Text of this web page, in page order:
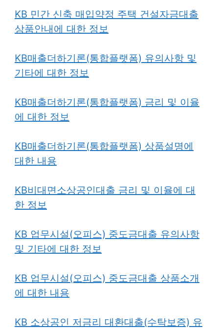
KB 민간 신축 매입약정 주택 건설자금대출
상품안내에 대한 정보
KB매출더하기론(통합플랫폼) 유의사항 및
기타에 대한 정보
KB매출더하기론(통합플랫폼) 금리 및 이율
에 대한 정보
KB매출더하기론(통합플랫폼) 상품설명에
대한 내용
KB비대면소상공인대출 금리 및 이율에 대
한 정보
KB 업무시설(오피스) 중도금대출 유의사항
및 기타에 대한 정보
KB 업무시설(오피스) 중도금대출 상품소개
에 대한 내용
KB 소상공인 저금리 대환대출(수탁보증) 유